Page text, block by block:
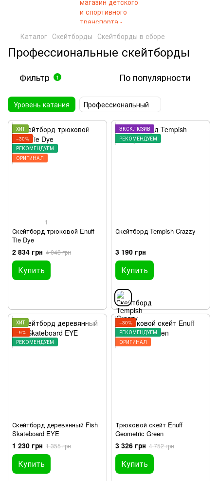
Каталог Скейтборды Скейтборды в сборе
Профессиональные скейтборды
Фильтр 1 По популярности
Уровень катания Профессиональный
ХИТ
−30%
РЕКОМЕНДУЕМ
ОРИГИНАЛ
1
Скейтборд трюковой Enuff
Tie Dye
2 834 грн 4 048 грн
Купить
ЭКСКЛЮЗИВ
РЕКОМЕНДУЕМ
Скейтборд Tempish Crazzy
3 190 грн
Купить
ХИТ
−9%
РЕКОМЕНДУЕМ
Скейтборд деревянный Fish
Skateboard EYE
1 230 грн 1 355 грн
Купить
−30%
РЕКОМЕНДУЕМ
ОРИГИНАЛ
Трюковой скейт Enuff
Geometric Green
3 326 грн 4 752 грн
Купить